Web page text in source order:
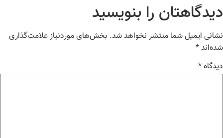
را بنویسید
ایمیل شما منتشر نخواهد شد.بخش‌های موردنیاز علامت‌گذاری
*
*